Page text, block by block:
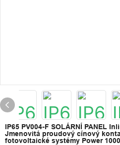
IP65 PV004-F SOLÁRNÍ PANEL
Jmenovitá proudový cínový
fotovoltaické systémy Power